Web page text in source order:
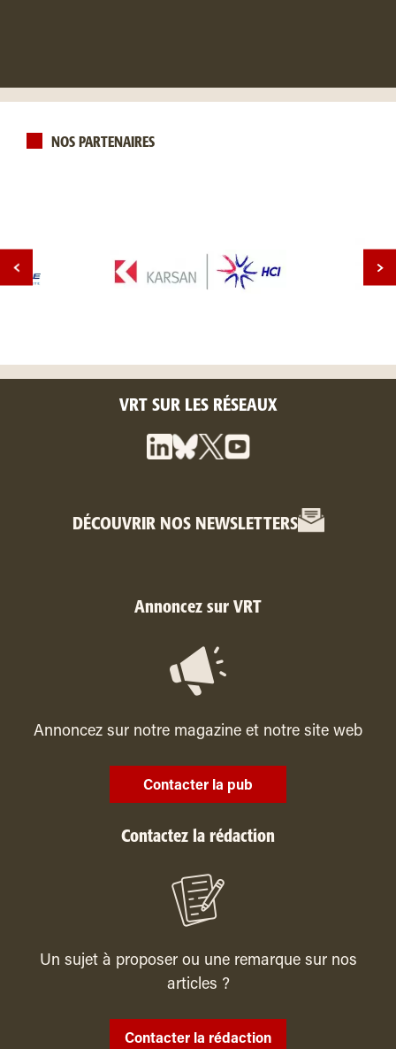
NOS PARTENAIRES
VRT SUR LES RÉSEAUX
DÉCOUVRIR NOS NEWSLETTERS
Annoncez sur VRT
Annoncez sur notre magazine et notre site web
Contacter la pub
Contactez la rédaction
Un sujet à proposer ou une remarque sur nos
articles ?
Contacter la rédaction